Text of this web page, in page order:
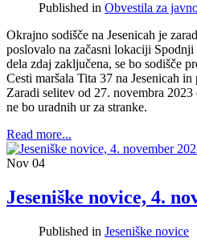
Published in Obvestila za
Okrajno sodišče na Jesenicah je
poslovalo na začasni lokaciji
dela zdaj zaključena, se bo sodišče
Cesti maršala Tita 37 na Jesenicah
Zaradi selitev od 27. novembra
ne bo uradnih ur za stranke.
Read more...
Nov 04
Jeseniške novice, 4.
Published in Jeseniške novice